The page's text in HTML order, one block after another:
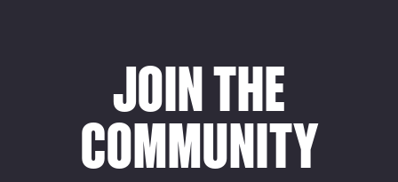
JOIN THE
COMMUNITY